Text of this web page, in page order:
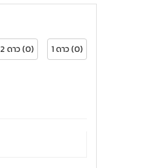
2 ดาว (0) 1 ดาว (0)